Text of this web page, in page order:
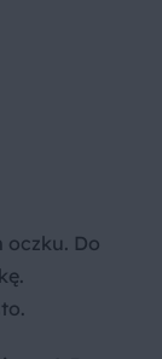
oczku. Do